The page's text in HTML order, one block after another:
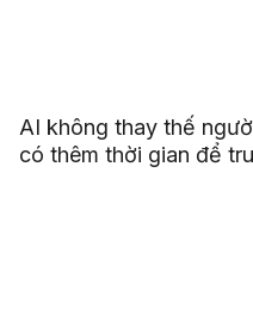
AI không thay thế
có thêm thời gian để